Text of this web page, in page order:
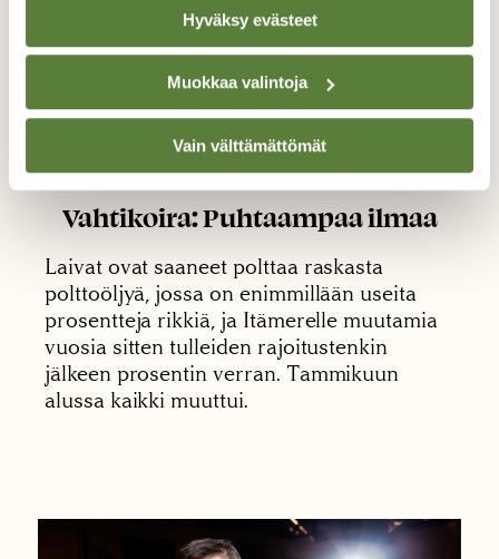
Hyväksy evästeet
Muokkaa valintoja
Vain välttämättömät
Vahtikoira: Puhtaampaa ilmaa
Laivat ovat saaneet polttaa raskasta
polttoöljyä, jossa on enimmillään useita
prosentteja rikkiä, ja Itämerelle muutamia
vuosia sitten tulleiden rajoitustenkin
jälkeen prosentin verran. Tammikuun
alussa kaikki muuttui.